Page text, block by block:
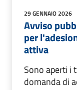
29 GENNAIO 2026
Avviso
per
attiva
Sono aperti i
domanda di